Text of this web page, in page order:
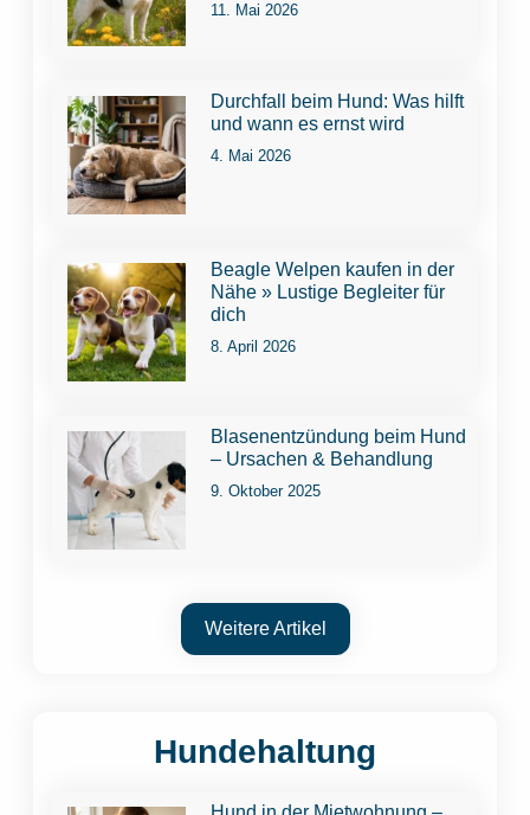
11. Mai 2026
Durchfall beim Hund: Was hilft
und wann es ernst wird
4. Mai 2026
Beagle Welpen kaufen in der
Nähe » Lustige Begleiter für
dich
8. April 2026
Blasenentzündung beim Hund
– Ursachen & Behandlung
9. Oktober 2025
Weitere Artikel
Hundehaltung